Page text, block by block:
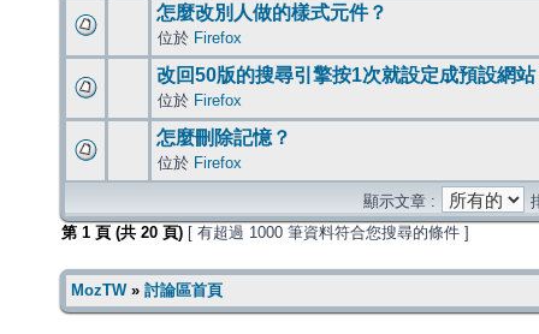
怎麼改別人做的樣式元件？
位於 Firefox
改回50版的搜尋引擎按1次就設定成預設網站
位於 Firefox
怎麼刪除記憶？
位於 Firefox
顯示文章 :
第 1 頁 (共 20 頁) [ 有超過 1000 筆資料符合您搜尋的條件 ]
MozTW» 討論區首頁